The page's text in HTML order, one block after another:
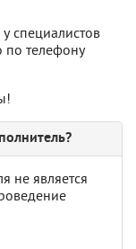
специалистов
по телефону
не является